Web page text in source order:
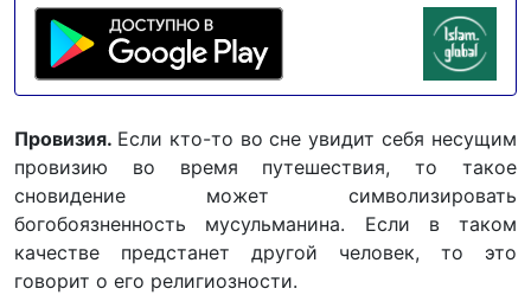
Провизия. Если кто-то во сне увидит себя несущим
провизию во время путешествия, то такое
сновидение может символизировать
богобоязненность мусульманина. Если в таком
качестве предстанет другой человек, то это
говорит о его религиозности.